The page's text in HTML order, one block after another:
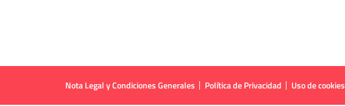
Nota Legal y Condiciones Generales Política de Privacidad Uso de cookies